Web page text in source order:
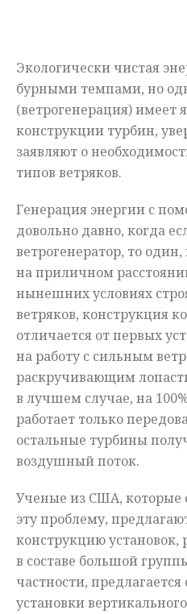
Экологически чистая
бурными темпами, но
(ветрогенерация) имеет
конструкции турбин,
заявляют о
типов ветряков.
Генерация энергии с
довольно давно, когда
ветрогенератор, то
на приличном
нынешних условиях
ветряков, конструкция
отличается от первых
на работу с сильным
раскручивающим
в лучшем случае, на
работает только
остальные турбины
воздушный поток.
Ученые из США, которые
эту проблему,
конструкцию установок,
в составе большой
частности, предлагается
установки